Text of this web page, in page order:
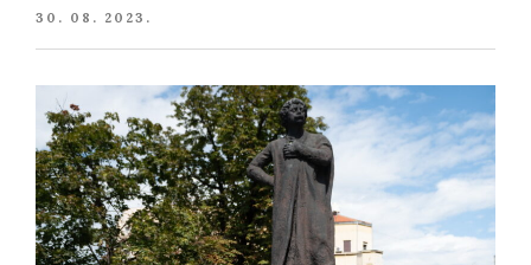
POSTED
30. 08. 2023.